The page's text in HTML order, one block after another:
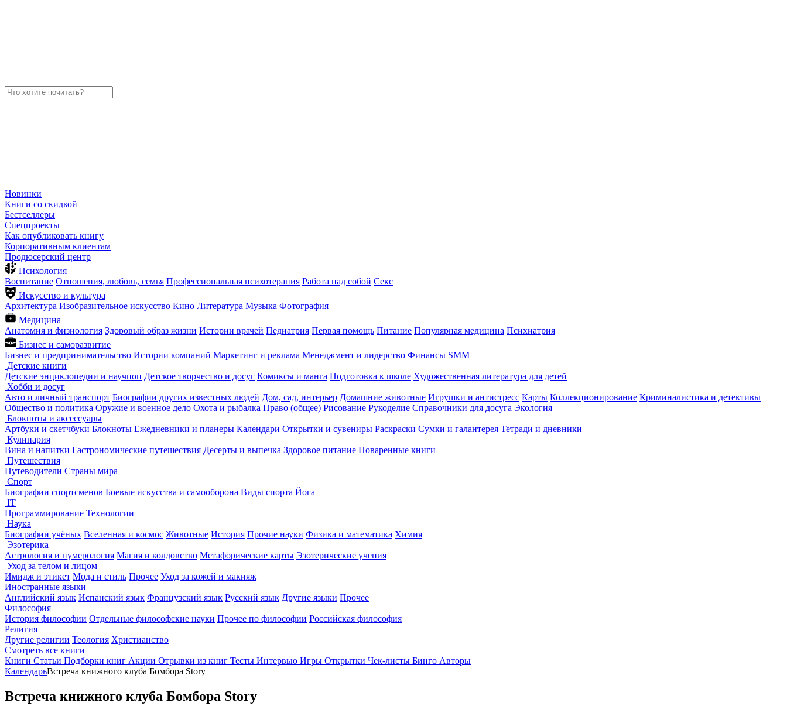
Новинки
Книги со скидкой
Бестселлеры
Спецпроекты
Как опубликовать книгу
Корпоративным клиентам
Продюсерский центр
Психология
Воспитание Отношения, любовь, семья Профессиональная психотерапия Работа над собой Секс
Искусство и культура
Архитектура Изобразительное искусство Кино Литература Музыка Фотография
Медицина
Анатомия и физиология Здоровый образ жизни Истории врачей Педиатрия Первая помощь Питание Популярная медицина Психиатрия
Бизнес и саморазвитие
Бизнес и предпринимательство Истории компаний Маркетинг и реклама Менеджмент и лидерство Финансы SMM
Детские книги
Детские энциклопедии и научпоп Детское творчество и досуг Комиксы и манга Подготовка к школе Художественная литература для детей
Хобби и досуг
Авто и личный транспорт Биографии других известных людей Дом, сад, интерьер Домашние животные Игрушки и антистресс Карты Коллекционирование Криминалистика и детективы
Общество и политика Оружие и военное дело Охота и рыбалка Право (общее) Рисование Рукоделие Справочники для досуга Экология
Блокноты и аксессуары
Артбуки и скетчбуки Блокноты Ежедневники и планеры Календари Открытки и сувениры Раскраски Сумки и галантерея Тетради и дневники
Кулинария
Вина и напитки Гастрономические путешествия Десерты и выпечка Здоровое питание Поваренные книги
Путешествия
Путеводители Страны мира
Спорт
Биографии спортсменов Боевые искусства и самооборона Виды спорта Йога
IT
Программирование Технологии
Наука
Биографии учёных Вселенная и космос Животные История Прочие науки Физика и математика Химия
Эзотерика
Астрология и нумерология Магия и колдовство Метафорические карты Эзотерические учения
Уход за телом и лицом
Имидж и этикет Мода и стиль Прочее Уход за кожей и макияж
Иностранные языки
Английский язык Испанский язык Французский язык Русский язык Другие языки Прочее
Философия
История философии Отдельные философские науки Прочее по философии Российская философия
Религия
Другие религии Теология Христианство
Смотреть все книги
Книги Статьи Подборки книг Акции Отрывки из книг Тесты Интервью Игры Открытки Чек-листы Бинго Авторы
КалендарьВстреча книжного клуба Бомбора Story
Встреча книжного клуба Бомбора Story